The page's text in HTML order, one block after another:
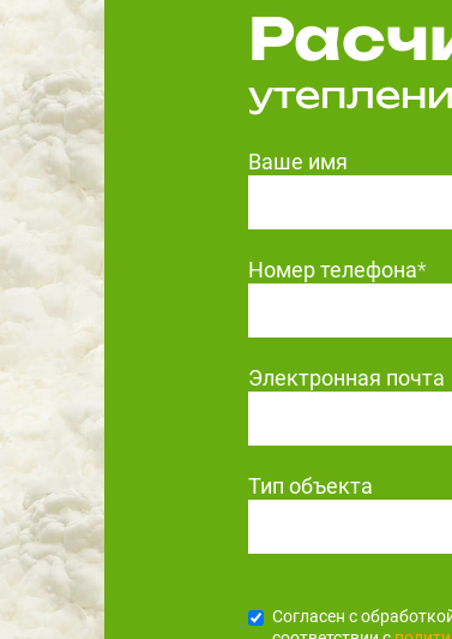
Ваше имя
Номер телефона*
Электронная почта
Тип объекта
Согласен с